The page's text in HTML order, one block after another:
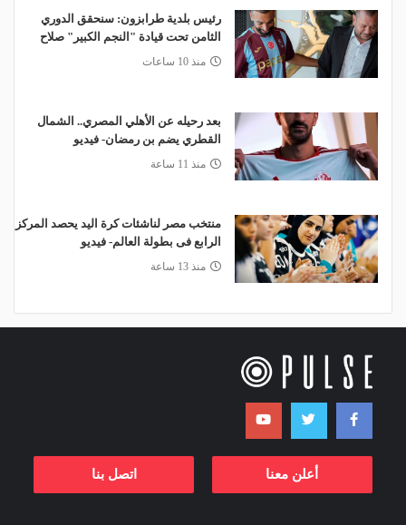
رئيس بلدية طرابزون: سنحقق الدوري
الثامن تحت قيادة "النجم الكبير" صلاح
منذ 10 ساعات
بعد رحيله عن الأهلي المصري.. الشمال
القطري يضم بن رمضان- فيديو
منذ 11 ساعة
منتخب مصر لناشئات كرة اليد يحصد المركز
الرابع فى بطولة العالم- فيديو
منذ 13 ساعة
أعلن معنا اتصل بنا